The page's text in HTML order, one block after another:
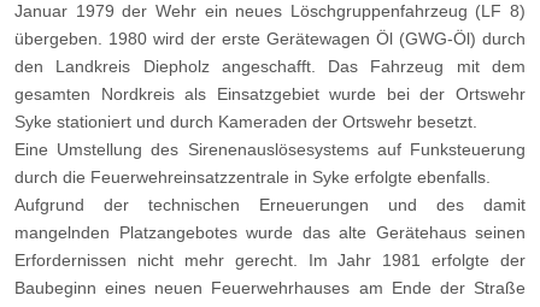
Januar 1979 der Wehr ein neues Löschgruppenfahrzeug (LF 8)
übergeben. 1980 wird der erste Gerätewagen Öl (GWG-Öl) durch
den Landkreis Diepholz angeschafft. Das Fahrzeug mit dem
gesamten Nordkreis als Einsatzgebiet wurde bei der Ortswehr
Syke stationiert und durch Kameraden der Ortswehr besetzt.
Eine Umstellung des Sirenenauslösesystems auf Funksteuerung
durch die Feuerwehreinsatzzentrale in Syke erfolgte ebenfalls.
Aufgrund der technischen Erneuerungen und des damit
mangelnden Platzangebotes wurde das alte Gerätehaus seinen
Erfordernissen nicht mehr gerecht. Im Jahr 1981 erfolgte der
Baubeginn eines neuen Feuerwehrhauses am Ende der Straße